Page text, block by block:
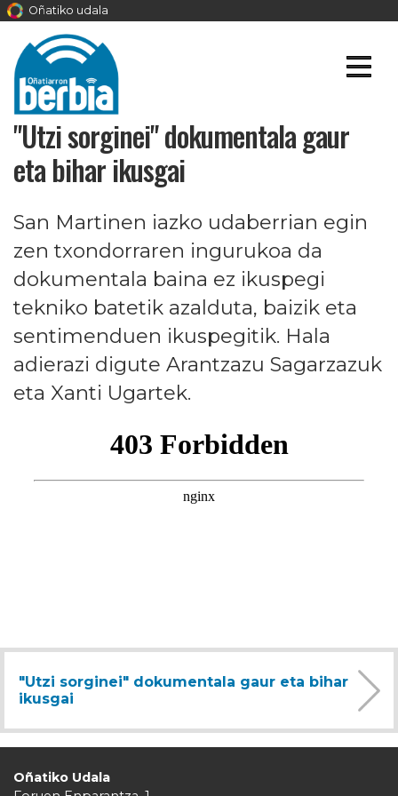
Oñatiko udala
"Utzi sorginei" dokumentala gaur
eta bihar ikusgai
San Martinen iazko udaberrian egin
zen txondorraren ingurukoa da
dokumentala baina ez ikuspegi
tekniko batetik azalduta, baizik eta
sentimenduen ikuspegitik. Hala
adierazi digute Arantzazu Sagarzazuk
eta Xanti Ugartek.
"Utzi sorginei" dokumentala gaur eta bihar
ikusgai
Oñatiko Udala